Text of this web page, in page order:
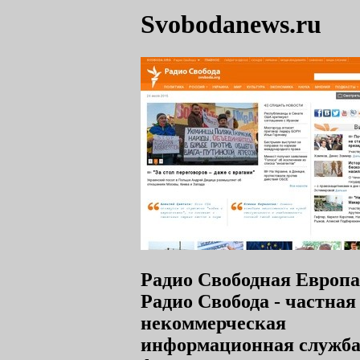
Svobodanews.ru
Радио Свободная
Радио Свобода - частная
некоммерческая
информационная